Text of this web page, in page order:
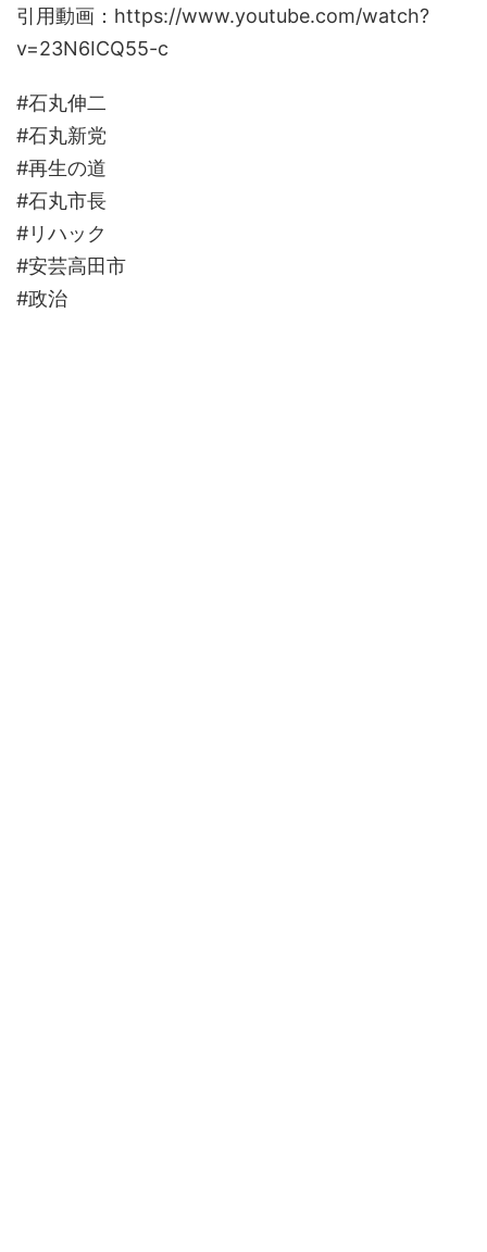
引用動画：https://www.youtube.com/watch?
v=23N6ICQ55-c
#石丸伸二
#石丸新党
#再生の道
#石丸市長
#リハック
#安芸高田市
#政治